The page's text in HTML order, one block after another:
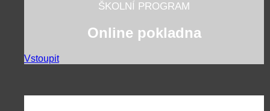
ŠKOLNÍ PROGRAM
Online pokladna
Vstoupit